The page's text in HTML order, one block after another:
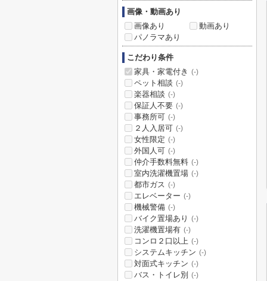
画像・動画あり
画像あり
動画あり
パノラマあり
こだわり条件
家具・家電付き
(-)
ペット相談 (-)
楽器相談 (-)
保証人不要 (-)
事務所可 (-)
２人入居可 (-)
女性限定 (-)
外国人可 (-)
仲介手数料無料 (-)
室内洗濯機置場 (-)
都市ガス (-)
エレベーター (-)
機械警備 (-)
バイク置場あり (-)
洗濯機置場有 (-)
コンロ２口以上 (-)
システムキッチン (-)
対面式キッチン (-)
バス・トイレ別 (-)